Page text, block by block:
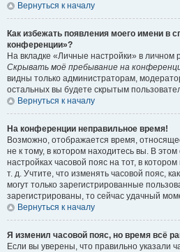
Вернуться к началу
Как избежать появления моего имени в
конференции»?
На вкладке «Личные настройки» в
Скрывать моё пребывание на
видны только администраторам,
остальных вы будете скрытым
Вернуться к началу
На конференции неправильное время!
Возможно, отображается время,
не к тому, в котором находитесь вы. В
настройках часовой пояс на тот, в
т. д. Учтите, что изменять часовой пояс,
могут только зарегистрированные
зарегистрированы, то сейчас удачный
Вернуться к началу
Я изменил часовой пояс, но время всё
Если вы уверены, что правильно указали